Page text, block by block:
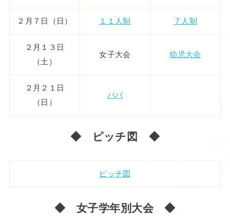
２月７日（日） １１人制 ７人制
２月１３日
（土）
女子大会 幼児大会
２月２１日
（日）
パパ
◆ ピッチ図 ◆
ピッチ図
◆ 女子学年別大会 ◆